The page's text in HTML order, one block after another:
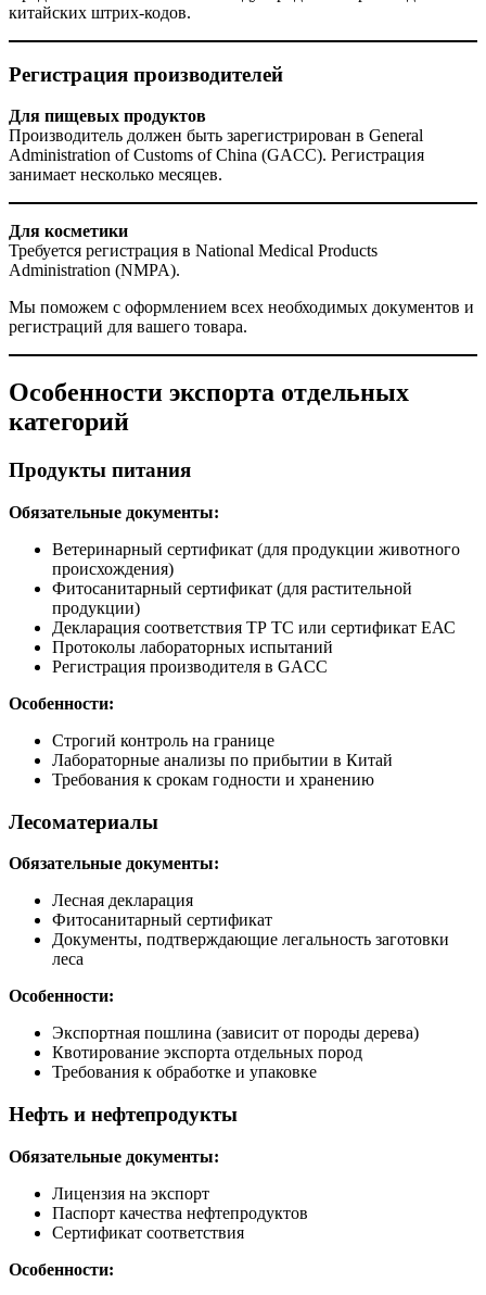
китайских штрих-кодов.
Регистрация производителей
Для пищевых продуктов
Производитель должен быть зарегистрирован в General
Administration of Customs of China (GACC). Регистрация
занимает несколько месяцев.
Для косметики
Требуется регистрация в National Medical Products
Administration (NMPA).
Мы поможем с оформлением всех необходимых документов и
регистраций для вашего товара.
Особенности экспорта отдельных
категорий
Продукты питания
Обязательные документы:
Ветеринарный сертификат (для продукции животного
происхождения)
Фитосанитарный сертификат (для растительной
продукции)
Декларация соответствия ТР ТС или сертификат ЕАС
Протоколы лабораторных испытаний
Регистрация производителя в GACC
Особенности:
Строгий контроль на границе
Лабораторные анализы по прибытии в Китай
Требования к срокам годности и хранению
Лесоматериалы
Обязательные документы:
Лесная декларация
Фитосанитарный сертификат
Документы, подтверждающие легальность заготовки
леса
Особенности:
Экспортная пошлина (зависит от породы дерева)
Квотирование экспорта отдельных пород
Требования к обработке и упаковке
Нефть и нефтепродукты
Обязательные документы:
Лицензия на экспорт
Паспорт качества нефтепродуктов
Сертификат соответствия
Особенности: